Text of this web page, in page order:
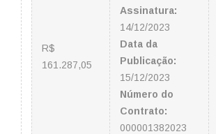
R$
161.287,05
Assinatura:
14/12/2023
Data da
Publicação:
15/12/2023
Número do
Contrato:
000001382023